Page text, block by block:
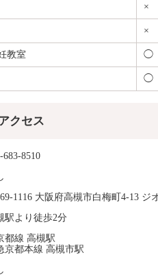
×
×
教室 ◯
◯
クセス
683-8510
1116 大阪府高槻市白梅町4-13 ジ
駅より徒歩2分
都線 高槻駅
京都本線 高槻市駅